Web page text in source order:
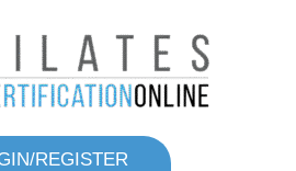
REGISTER